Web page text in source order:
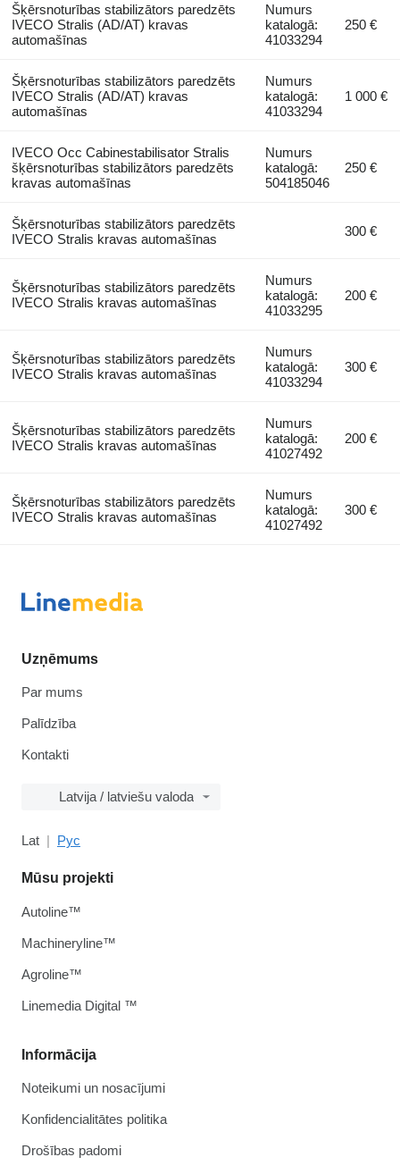
Šķērsnoturības stabilizātors paredzēts
IVECO Stralis (AD/AT) kravas
automašīnas
Numurs
katalogā:
41033294
250 €
Šķērsnoturības stabilizātors paredzēts
IVECO Stralis (AD/AT) kravas
automašīnas
Numurs
katalogā:
41033294
1 000 €
IVECO Occ Cabinestabilisator Stralis
šķērsnoturības stabilizātors paredzēts
kravas automašīnas
Numurs
katalogā:
504185046
250 €
Šķērsnoturības stabilizātors paredzēts
IVECO Stralis kravas automašīnas
300 €
Šķērsnoturības stabilizātors paredzēts
IVECO Stralis kravas automašīnas
Numurs
katalogā:
41033295
200 €
Šķērsnoturības stabilizātors paredzēts
IVECO Stralis kravas automašīnas
Numurs
katalogā:
41033294
300 €
Šķērsnoturības stabilizātors paredzēts
IVECO Stralis kravas automašīnas
Numurs
katalogā:
41027492
200 €
Šķērsnoturības stabilizātors paredzēts
IVECO Stralis kravas automašīnas
Numurs
katalogā:
41027492
300 €
Uzņēmums
Par mums
Palīdzība
Kontakti
Latvija / latviešu valoda
Lat Рус
Informācija
Noteikumi un nosacījumi
Konfidencialitātes politika
Drošības padomi
Mūsu projekti
Autoline™
Machineryline™
Agroline™
Linemedia Digital ™